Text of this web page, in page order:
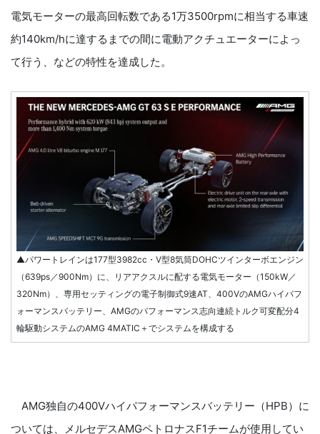
電気モーターの最高回転数である1万3500rpmに相当する車速
約140km/hに達するまでの間に電動アクチュエーターによっ
て行う、などの特性を達成した。
▲パワートレインは177型3982cc・V型8気筒DOHCツインターボエンジン
（639ps／900Nm）に、リアアクスルに配する電気モーター（150kW／
320Nm）、専用セッティングの電子制御式9速AT、400VのAMGハイパフ
ォーマンスバッテリー、AMGのパフォーマンス志向連続トルク可変配分4
輪駆動システムのAMG 4MATIC＋でシステムを構成する
AMG独自の400Vハイパフォーマンスバッテリー（HPB）に
ついては、メルセデスAMGペトロナスF1チームが使用してい